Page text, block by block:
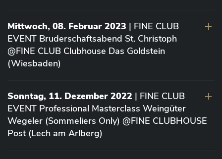
Mittwoch, 08. Februar 2023 | FINE CLUB
EVENT Bruderschaftsabend St. Christoph
@FINE CLUB Clubhouse Das Goldstein
(Wiesbaden)
Sonntag, 11. Dezember 2022 | FINE CLUB
EVENT Professional Masterclass Weingüter
Wegeler (Sommeliers Only) @FINE CLUBHOUSE
Post (Lech am Arlberg)